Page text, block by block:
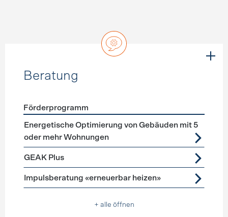
Beratung
Förderprogramme Beratung
Förderprogramm
Energetische Optimierung von Gebäuden mit 5
oder mehr Wohnungen
GEAK Plus
Impulsberatung «erneuerbar heizen»
+ alle öffnen